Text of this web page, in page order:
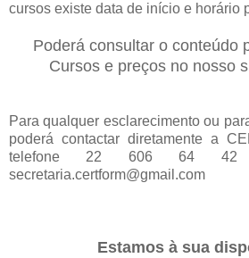
cursos existe data de início e horário
Poderá consultar o conteúdo
Cursos e preços no nosso
Para qualquer esclarecimento ou
poderá contactar diretamente a
telefone 22 606 64
secretaria.certform@gmail.com
Estamos à sua